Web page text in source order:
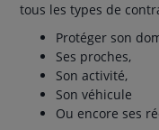
tous les types de
Protéger son
Ses proches,
Son activité,
Son véhicule
Ou encore ses